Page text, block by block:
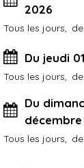
2026
Tous les jours
Du jeudi
Tous les jours
Du
Tous les jours